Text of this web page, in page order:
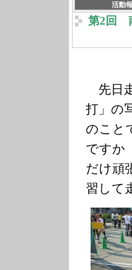
活動
第2回
先日
打」の
のこと
ですか
だけ頑
習して